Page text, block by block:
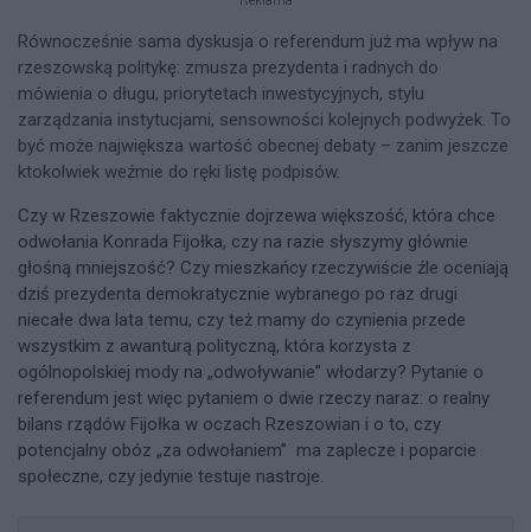
Równocześnie sama dyskusja o referendum już ma wpływ na
rzeszowską politykę: zmusza prezydenta i radnych do
mówienia o długu, priorytetach inwestycyjnych, stylu
zarządzania instytucjami, sensowności kolejnych podwyżek. To
być może największa wartość obecnej debaty – zanim jeszcze
ktokolwiek weźmie do ręki listę podpisów.
Czy w Rzeszowie faktycznie dojrzewa większość, która chce
odwołania Konrada Fijołka, czy na razie słyszymy głównie
głośną mniejszość? Czy mieszkańcy rzeczywiście źle oceniają
dziś prezydenta demokratycznie wybranego po raz drugi
niecałe dwa lata temu, czy też mamy do czynienia przede
wszystkim z awanturą polityczną, która korzysta z
ogólnopolskiej mody na „odwoływanie” włodarzy? Pytanie o
referendum jest więc pytaniem o dwie rzeczy naraz: o realny
bilans rządów Fijołka w oczach Rzeszowian i o to, czy
potencjalny obóz „za odwołaniem” ma zaplecze i poparcie
społeczne, czy jedynie testuje nastroje.